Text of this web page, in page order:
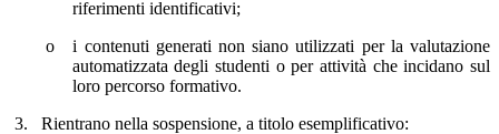
riferimenti identificativi;
o
i contenuti generati non siano utilizzati per la valutazione
automatizzata degli studenti o per attività che incidano sul
loro percorso formativo.
3.
Rientrano nella sospensione, a titolo esemplificativo: